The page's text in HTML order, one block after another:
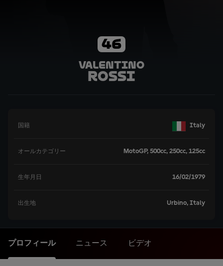
46
Valentino
Rossi
国籍 Italy
オールカテゴリー MotoGP, 500cc, 250cc, 125cc
生年月日 16/02/1979
出生地 Urbino, Italy
プロフィール ニュース ビデオ